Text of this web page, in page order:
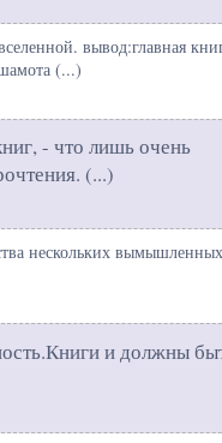
вывод:главная
(...)
- что лишь очень
(...)
нескольких вымышленных
и должны